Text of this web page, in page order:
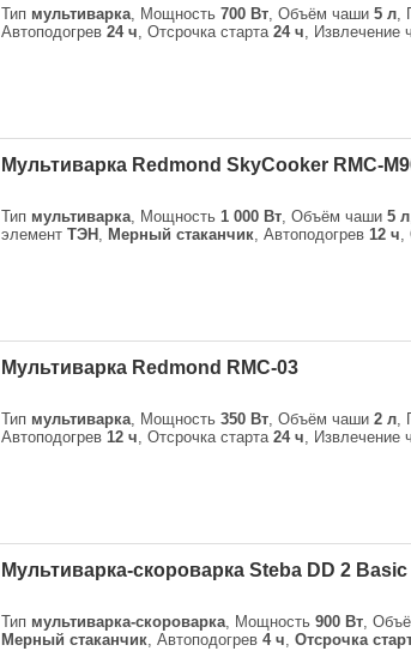
Тип мультиварка, Мощность 700 Вт, Объём чаши 5 л,
Автоподогрев 24 ч, Отсрочка старта 24 ч, Извлечение
Мультиварка Redmond SkyCooker RMC-
Тип мультиварка, Мощность 1 000 Вт, Объём чаши 5 л
элемент ТЭН , Мерный стаканчик, Автоподогрев 12 ч,
Мультиварка Redmond RMC-03
Тип мультиварка, Мощность 350 Вт, Объём чаши 2 л,
Автоподогрев 12 ч, Отсрочка старта 24 ч, Извлечение
Мультиварка-скороварка Steba DD 2 Basic
Тип мультиварка-скороварка, Мощность 900 Вт,
Мерный стаканчик, Автоподогрев 4 ч, Отсрочка